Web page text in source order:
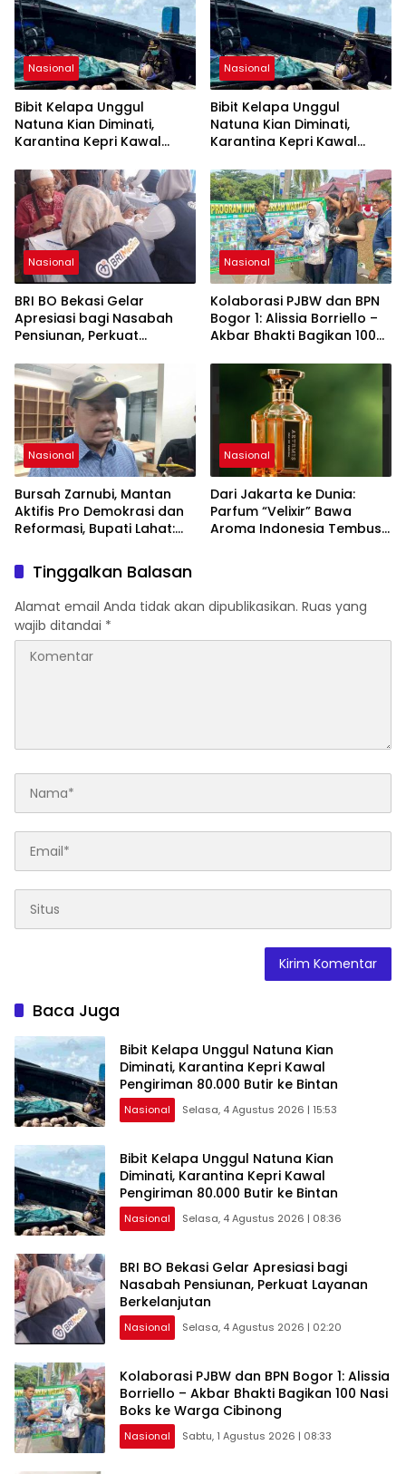
Nasional
Bibit Kelapa Unggul
Natuna Kian Diminati,
Karantina Kepri Kawal
Bintan
Nasional
Bibit Kelapa Unggul
Natuna Kian Diminati,
Karantina Kepri Kawal
Bintan
Nasional
BRI BO Bekasi Gelar
Apresiasi bagi Nasabah
Pensiunan, Perkuat
Nasional
Kolaborasi PJBW dan BPN
Bogor 1: Alissia Borriello –
Akbar Bhakti Bagikan 100
Cibinong
Nasional
Bursah Zarnubi, Mantan
Aktifis Pro Demokrasi dan
Reformasi, Bupati Lahat:
Inspiratif yang Konsisten
Memperjuangkan
Demokrasi, Keadilan, dan
Nilai-nilai Kemanusiaan
melalui Gerakan Sosial
maupun Karya Sastra.
Nasional
Dari Jakarta ke Dunia:
Parfum “Velixir” Bawa
Aroma Indonesia Tembus
Tinggalkan Balasan
Alamat email Anda tidak akan dipublikasikan. Ruas yang
wajib ditandai *
Baca Juga
Bibit Kelapa Unggul Natuna Kian
Diminati, Karantina Kepri Kawal
Pengiriman 80.000 Butir ke Bintan
Nasional Selasa, 4 Agustus 2026 | 15:53
Bibit Kelapa Unggul Natuna Kian
Diminati, Karantina Kepri Kawal
Pengiriman 80.000 Butir ke Bintan
Nasional Selasa, 4 Agustus 2026 | 08:36
BRI BO Bekasi Gelar Apresiasi bagi
Nasabah Pensiunan, Perkuat Layanan
Berkelanjutan
Nasional Selasa, 4 Agustus 2026 | 02:20
Kolaborasi PJBW dan BPN Bogor 1: Alissia
Borriello – Akbar Bhakti Bagikan 100 Nasi
Boks ke Warga Cibinong
Nasional Sabtu, 1 Agustus 2026 | 08:33